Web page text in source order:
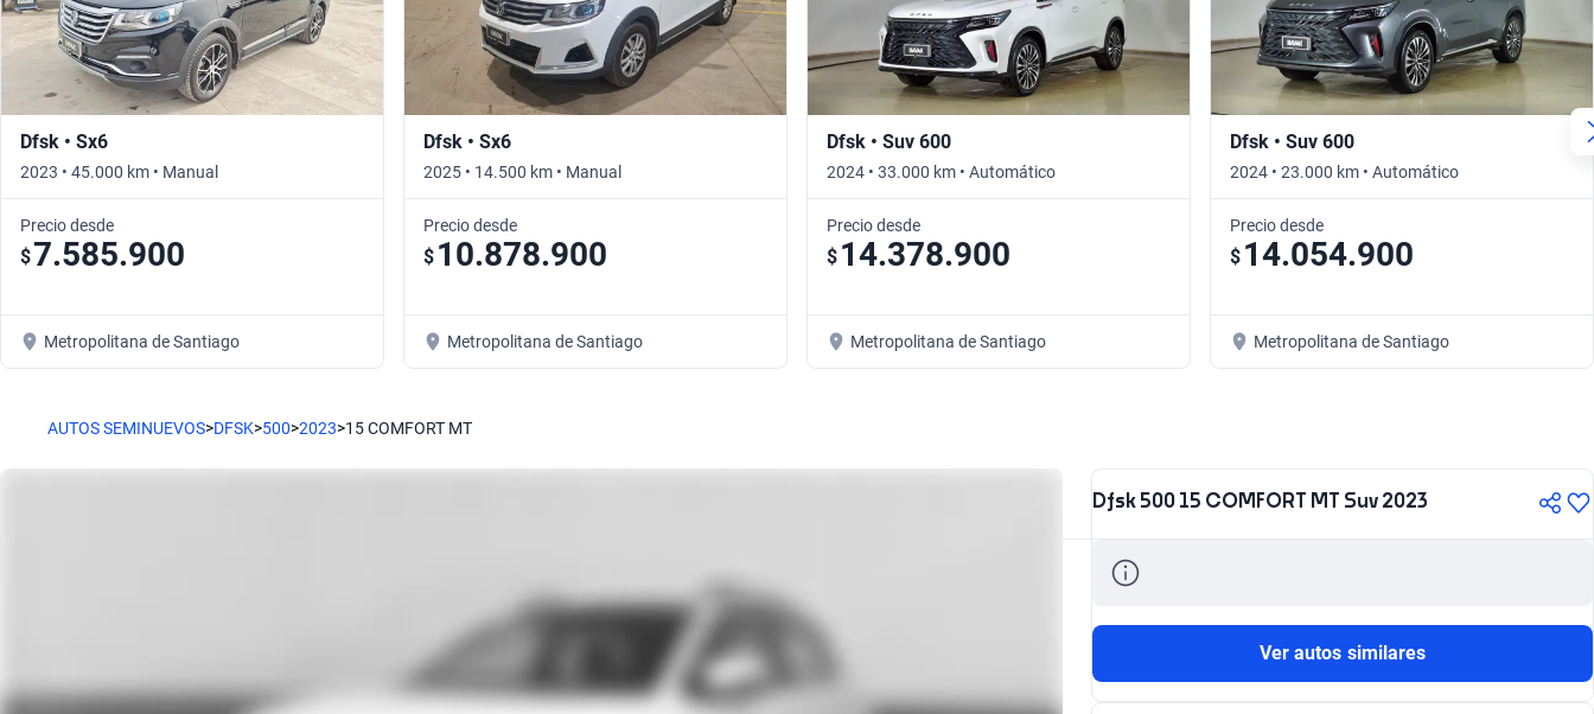
Dfsk • Sx6
2023 • 45.000 km • Manual
Precio desde
$7.585.900
Metropolitana de Santiago
Dfsk • Sx6
2025 • 14.500 km • Manual
Precio desde
$ 10.878.900
Metropolitana de Santiago
Dfsk • Suv 600
2024 • 33.000 km • Automático
Precio desde
$ 14.378.900
Metropolitana de Santiago
Dfsk • Suv 600
2024 • 23.000 km • Automático
Precio desde
$ 14.054.900
Metropolitana de Santiago
AUTOS SEMINUEVOS>DFSK>500>2023>15 COMFORT MT
Dfsk 500 15 COMFORT MT Suv 2023
Ver autos similares